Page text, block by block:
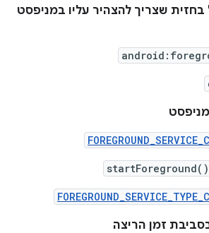
שצריך להצהיר עליו במניפסט
startForeground()
זמן הריצה